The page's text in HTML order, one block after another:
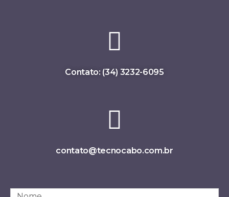
Contato: (34) 3232-6095
contato@tecnocabo.com.br